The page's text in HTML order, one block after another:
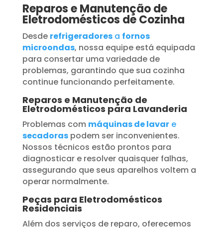
Reparos e Manutenção de
Eletrodomésticos de Cozinha
Desde refrigeradoresa fornos
microondas, nossa equipe está equipada
para consertar uma variedade de
problemas, garantindo que sua cozinha
continue funcionando perfeitamente.
Reparos e Manutenção de
Eletrodomésticos para Lavanderia
Problemas com máquinas de lavare
secadoraspodem ser inconvenientes.
Nossos técnicos estão prontos para
diagnosticar e resolver quaisquer falhas,
assegurando que seus aparelhos voltem a
operar normalmente.
Peças para Eletrodomésticos
Residenciais
Além dos serviços de reparo, oferecemos